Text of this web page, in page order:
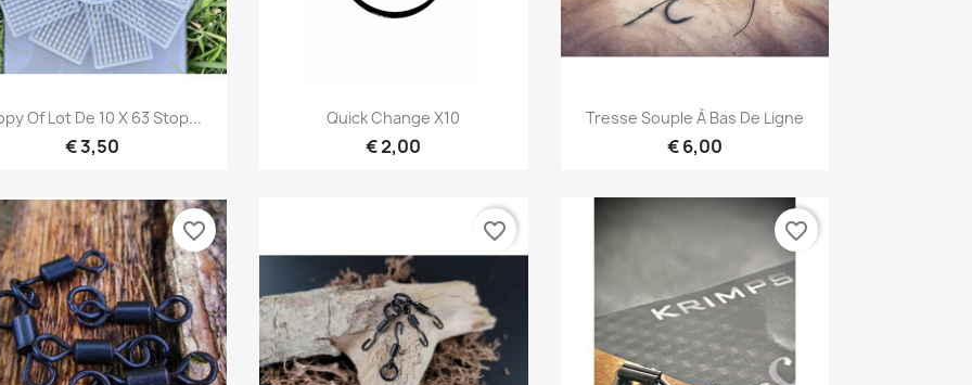
Snel bekijken
Of Lot De 10 X 63 Stop...
€ 3,50
Snel bekijken
Quick Change X10
€ 2,00
Snel bekijken
Tresse Souple À Bas De Ligne
€ 6,00
favorite_border favorite_border favorite_border